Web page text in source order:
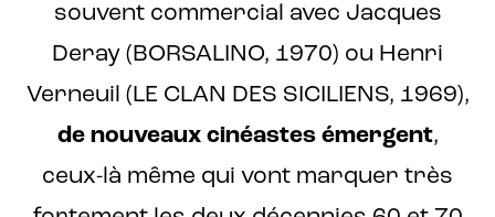
souvent commercial avec Jacques
Deray (BORSALINO, 1970) ou Henri
Verneuil (LE CLAN DES SICILIENS, 1969),
de nouveaux cinéastes émergent,
ceux-là même qui vont marquer très